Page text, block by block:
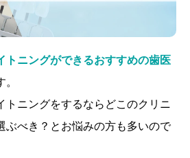
トニングができるおすすめの歯医
トニングをするならどこのクリニ
ぶべき？とお悩みの方も多いので